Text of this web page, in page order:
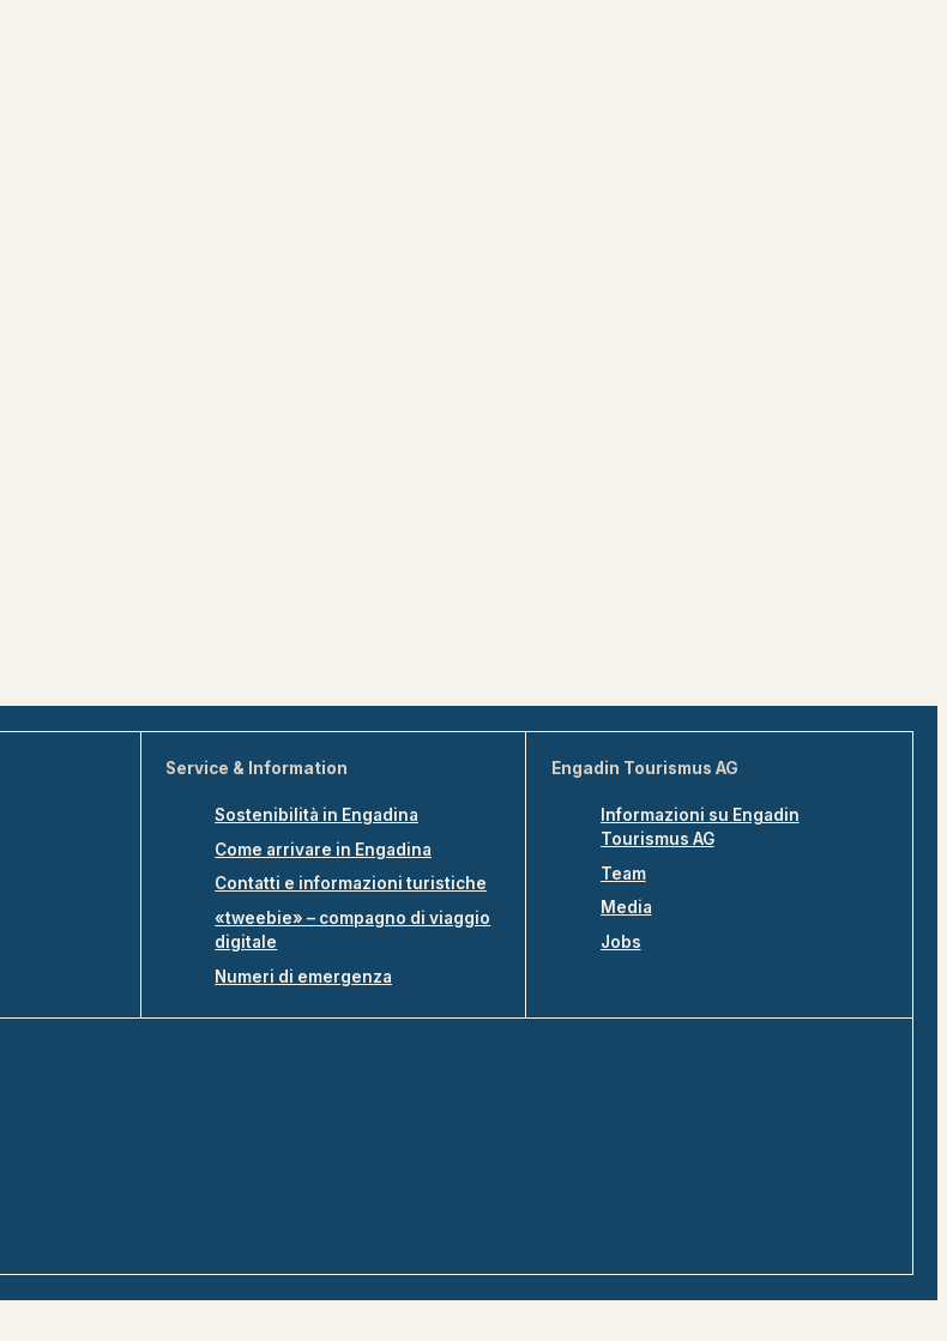
Service & Information
Sostenibilità in Engadina
Come arrivare in Engadina
Contatti e informazioni turistiche
«tweebie» – compagno di viaggio
digitale
Numeri di emergenza
Engadin Tourismus AG
Informazioni su Engadin
Tourismus AG
Team
Media
Jobs